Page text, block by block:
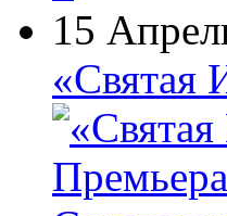
15
«Святая